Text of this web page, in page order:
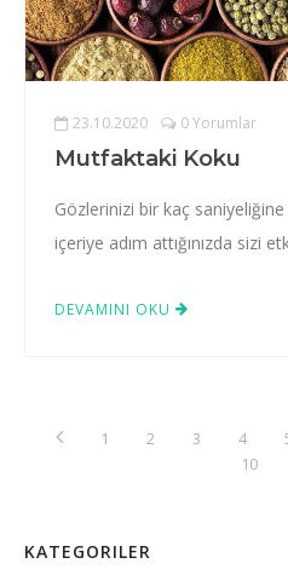
23.10.2020 0 Yorumlar
Mutfaktaki Koku
Gözlerinizi bir kaç
içeriye adım attığınızda sizi
DEVAMINI OKU
1 2 3 4
10
KATEGORILER